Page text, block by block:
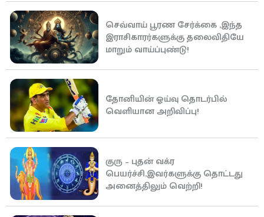
செவ்வாய் பூரண சேர்க்கை ,இந்த
இராசிகாரர்களுக்கு தலைவிதியே
மாறும் வாய்ப்புண்டு!
தோனியின் ஓய்வு தொடர்பில்
வெளியான அறிவிப்பு!
குரு – புதன் வக்ர
பெயர்ச்சி,இவர்களுக்கு தொட்டது
அனைத்திலும் வெற்றி!